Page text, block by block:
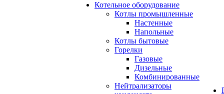
Котельное оборудование
Котлы промышленные
Настенные
Напольные
Котлы бытовые
Горелки
Газовые
Дизельные
Комбинированные
Нейтрализаторы